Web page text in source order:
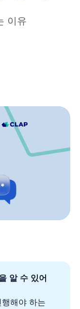
이유
알 수 있어
해야 하는